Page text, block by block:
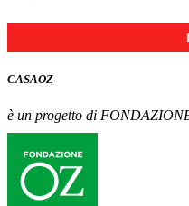
CASAOZ
è un progetto di